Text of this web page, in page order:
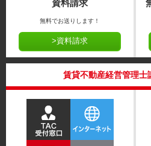
資料請求
無料でお送りします！
>資料請求
賃貸不動産経営管理士